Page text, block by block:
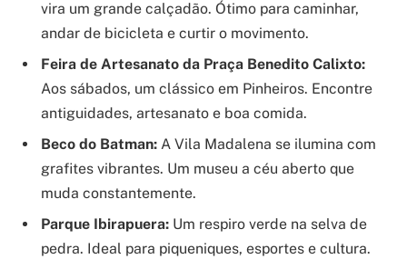
vira um grande calçadão. Ótimo para caminhar,
andar de bicicleta e curtir o movimento.
Feira de Artesanato da Praça Benedito Calixto:
Aos sábados, um clássico em Pinheiros. Encontre
antiguidades, artesanato e boa comida.
Beco do Batman: A Vila Madalena se ilumina com
grafites vibrantes. Um museu a céu aberto que
muda constantemente.
Parque Ibirapuera: Um respiro verde na selva de
pedra. Ideal para piqueniques, esportes e cultura.